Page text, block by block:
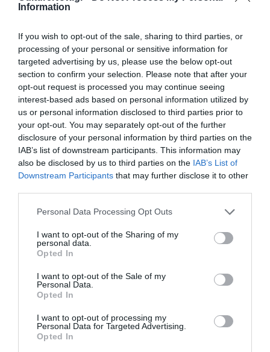
Information
If you wish to opt-out of the sale, sharing to third parties, or
processing of your personal or sensitive information for
targeted advertising by us, please use the below opt-out
section to confirm your selection. Please note that after your
opt-out request is processed you may continue seeing
interest-based ads based on personal information utilized by
us or personal information disclosed to third parties prior to
your opt-out. You may separately opt-out of the further
disclosure of your personal information by third parties on the
IAB’s list of downstream participants. This information may
also be disclosed by us to third parties on the IAB’s List of
Downstream Participants that may further disclose it to other
Personal Data Processing Opt Outs
I want to opt-out of the Sharing of my
personal data.
Opted In
I want to opt-out of the Sale of my
Personal Data.
Opted In
I want to opt-out of processing my
Personal Data for Targeted Advertising.
Opted In
Κάθε βδομάδα στο e-mail σας τα τελευταία νέα για
την Τέχνη και τον Πολιτισμό!
Ακολουθήστε το Culturenow.gr
Δημοφιλή Άρθρα
O «Οιδίποδας» του
Ρόμπερτ Άικ ξανά
στη Στέγη – Με τους
Θεοδώρα,
Αυτοκράτειρα του